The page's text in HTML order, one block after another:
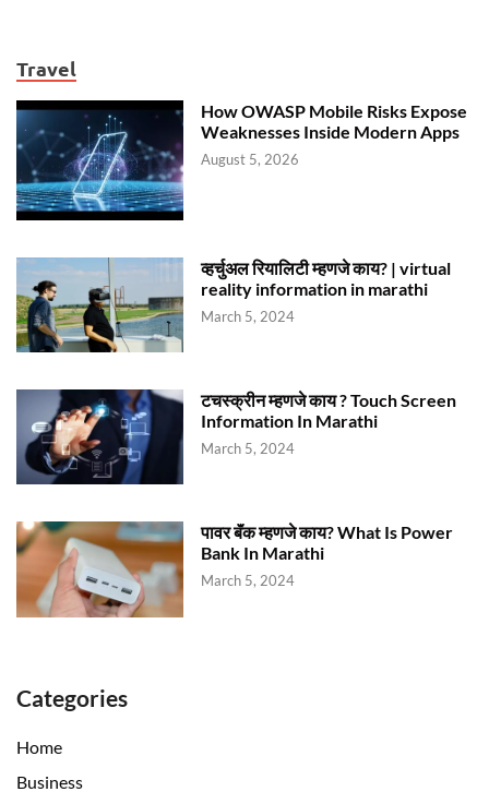
Travel
How OWASP Mobile Risks Expose
Weaknesses Inside Modern Apps
August 5, 2026
व्हर्चुअल रियालिटी म्हणजे काय? | virtual
reality information in marathi
March 5, 2024
टचस्क्रीन म्हणजे काय ? Touch Screen
Information In Marathi
March 5, 2024
पावर बॅंक म्हणजे काय? What Is Power
Bank In Marathi
March 5, 2024
Categories
Home
Business